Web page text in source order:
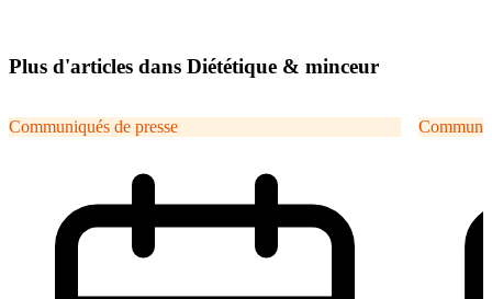
Plus d'articles dans Diététique & minceur
Communiqués de presse